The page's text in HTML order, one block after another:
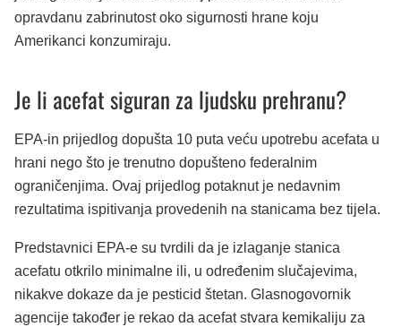
opravdanu zabrinutost oko sigurnosti hrane koju
Amerikanci konzumiraju.
Je li acefat siguran za ljudsku prehranu?
EPA-in prijedlog dopušta 10 puta veću upotrebu acefata u
hrani nego što je trenutno dopušteno federalnim
ograničenjima. Ovaj prijedlog potaknut je nedavnim
rezultatima ispitivanja provedenih na stanicama bez tijela.
Predstavnici EPA-e su tvrdili da je izlaganje stanica
acefatu otkrilo minimalne ili, u određenim slučajevima,
nikakve dokaze da je pesticid štetan. Glasnogovornik
agencije također je rekao da acefat stvara kemikaliju za